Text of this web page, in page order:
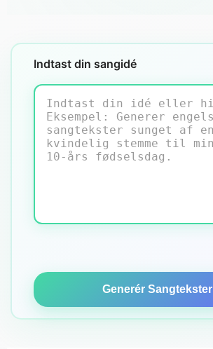
Indtast din sangidé
Generér Sangtekster